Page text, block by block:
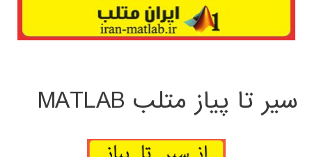
سیر تا پیاز متلب MATLAB